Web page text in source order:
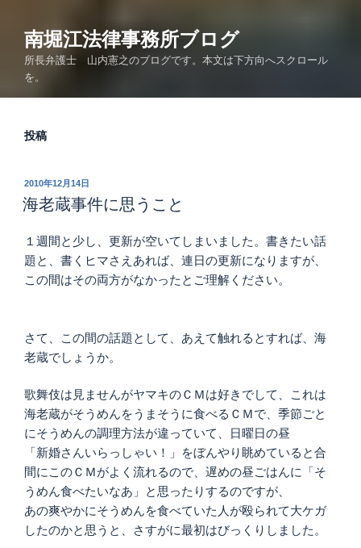
南堀江法律事務所ブログ
所長弁護士 山内憲之のブログです。本文は下方向へスクロール
を。
投稿
投
稿
日:
2010年12月14日
海老蔵事件に思うこと
１週間と少し、更新が空いてしまいました。書きたい話
題と、書くヒマさえあれば、連日の更新になりますが、
この間はその両方がなかったとご理解ください。
さて、この間の話題として、あえて触れるとすれば、海
老蔵でしょうか。
歌舞伎は見ませんがヤマキのＣＭは好きでして、これは
海老蔵がそうめんをうまそうに食べるＣＭで、季節ごと
にそうめんの調理方法が違っていて、日曜日の昼
「新婚さんいらっしゃい！」をぼんやり眺めていると合
間にこのＣＭがよく流れるので、遅めの昼ごはんに「そ
うめん食べたいなあ」と思ったりするのですが、
あの爽やかにそうめんを食べていた人が殴られて大ケガ
したのかと思うと、さすがに最初はびっくりしました。